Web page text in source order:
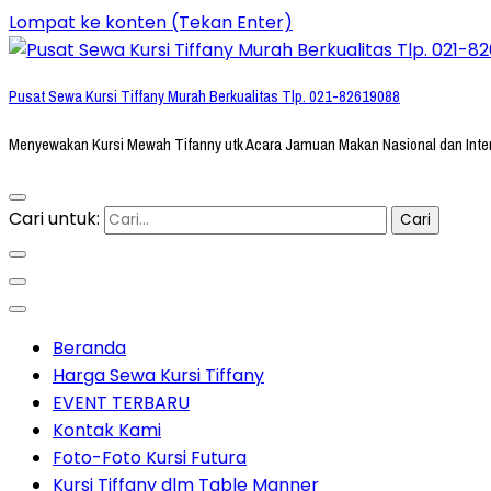
Lompat ke konten (Tekan Enter)
Pusat Sewa Kursi Tiffany Murah Berkualitas Tlp. 021-82619088
Menyewakan Kursi Mewah Tifanny utk Acara Jamuan Makan Nasional dan
Cari untuk:
Beranda
Harga Sewa Kursi Tiffany
EVENT TERBARU
Kontak Kami
Foto-Foto Kursi Futura
Kursi Tiffany dlm Table Manner